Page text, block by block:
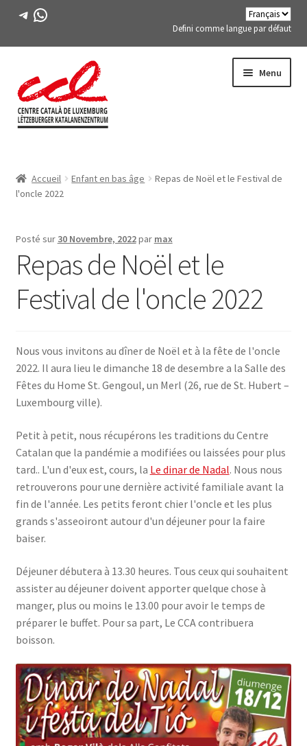
Télégramme
WhatsApp
Defini comme langue par défaut
la
navigation
au
contenu
Menu
menu
ACTIVITÉS
Expand
MEMBRES DE FES-TE
LIVRE
Accueil Enfant en bas âge
Repas de Noël et le Festival de
l'oncle 2022
Posté sur 30 Novembre, 2022par max
Repas de Noël et le
Festival de l'oncle 2022
Nous vous invitons au dîner de Noël et à la fête de l'oncle
2022. Il aura lieu le dimanche 18 de desembre a la Salle des
Fêtes du Home St. Gengoul, un Merl (26, rue de St. Hubert –
Luxembourg ville).
Petit à petit, nous récupérons les traditions du Centre
Catalan que la pandémie a modifiées ou laissées pour plus
tard.. L'un d'eux est, cours, la Le dinar de Nadal. Nous nous
retrouverons pour une dernière activité familiale avant la
fin de l'année. Les petits feront chier l'oncle et les plus
grands s'asseoiront autour d'un déjeuner pour la faire
baiser.
Déjeuner débutera à 13.30 heures. Tous ceux qui souhaitent
assister au déjeuner doivent apporter quelque chose à
manger, plus ou moins le 13.00 pour avoir le temps de
préparer le buffet. Pour sa part, Le CCA contribuera
boisson.